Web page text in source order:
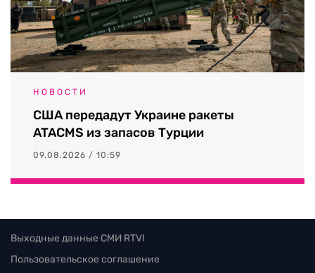
НОВОСТИ
США передадут Украине ракеты
ATACMS из запасов Турции
09.08.2026 / 10:59
Выходные данные СМИ RTVI
Пользовательское соглашение